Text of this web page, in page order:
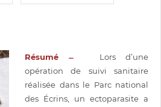
Résumé ̶
Lors d’une
opération de suivi sanitaire
réalisée dans le Parc national
des Écrins, un ectoparasite a